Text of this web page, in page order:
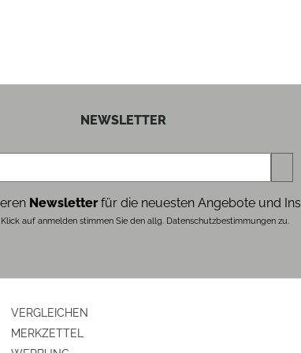
42
33
NEWSLETTER
Newsletterfür die neuesten Angebote und
auf anmelden stimmen Sie den allg. Datenschutzbestimmungen zu.
VERGLEICHEN
MERKZETTEL